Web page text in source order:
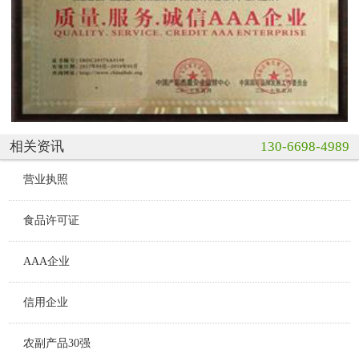
相关资讯 130-6698-4989
营业执照
食品许可证
AAA企业
信用企业
农副产品30强